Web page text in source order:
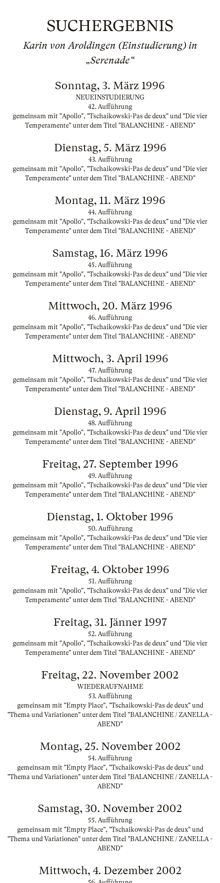
SUCHERGEBNIS
Karin von Aroldingen (Einstudierung) in
„Serenade“
Sonntag, 3. März 1996
NEUEINSTUDIERUNG
42. Aufführung
gemeinsam mit "Apollo", "Tschaikowski-Pas de deux" und "Die vier
Temperamente" unter dem Titel "BALANCHINE - ABEND"
Dienstag, 5. März 1996
43. Aufführung
gemeinsam mit "Apollo", "Tschaikowski-Pas de deux" und "Die vier
Temperamente" unter dem Titel "BALANCHINE - ABEND"
Montag, 11. März 1996
44. Aufführung
gemeinsam mit "Apollo", "Tschaikowski-Pas de deux" und "Die vier
Temperamente" unter dem Titel "BALANCHINE - ABEND"
Samstag, 16. März 1996
45. Aufführung
gemeinsam mit "Apollo", "Tschaikowski-Pas de deux" und "Die vier
Temperamente" unter dem Titel "BALANCHINE - ABEND"
Mittwoch, 20. März 1996
46. Aufführung
gemeinsam mit "Apollo", "Tschaikowski-Pas de deux" und "Die vier
Temperamente" unter dem Titel "BALANCHINE - ABEND"
Mittwoch, 3. April 1996
47. Aufführung
gemeinsam mit "Apollo", "Tschaikowski-Pas de deux" und "Die vier
Temperamente" unter dem Titel "BALANCHINE - ABEND"
Dienstag, 9. April 1996
48. Aufführung
gemeinsam mit "Apollo", "Tschaikowski-Pas de deux" und "Die vier
Temperamente" unter dem Titel "BALANCHINE - ABEND"
Freitag, 27. September 1996
49. Aufführung
gemeinsam mit "Apollo", "Tschaikowski-Pas de deux" und "Die vier
Temperamente" unter dem Titel "BALANCHINE - ABEND"
Dienstag, 1. Oktober 1996
50. Aufführung
gemeinsam mit "Apollo", "Tschaikowski-Pas de deux" und "Die vier
Temperamente" unter dem Titel "BALANCHINE - ABEND"
Freitag, 4. Oktober 1996
51. Aufführung
gemeinsam mit "Apollo", "Tschaikowski-Pas de deux" und "Die vier
Temperamente" unter dem Titel "BALANCHINE - ABEND"
Freitag, 31. Jänner 1997
52. Aufführung
gemeinsam mit "Apollo", "Tschaikowski-Pas de deux" und "Die vier
Temperamente" unter dem Titel "BALANCHINE - ABEND"
Freitag, 22. November 2002
WIEDERAUFNAHME
53. Aufführung
gemeinsam mit "Empty Place", "Tschaikowski-Pas de deux" und
"Thema und Variationen" unter dem Titel "BALANCHINE / ZANELLA -
ABEND"
Montag, 25. November 2002
54. Aufführung
gemeinsam mit "Empty Place", "Tschaikowski-Pas de deux" und
"Thema und Variationen" unter dem Titel "BALANCHINE / ZANELLA -
ABEND"
Samstag, 30. November 2002
55. Aufführung
gemeinsam mit "Empty Place", "Tschaikowski-Pas de deux" und
"Thema und Variationen" unter dem Titel "BALANCHINE / ZANELLA -
ABEND"
Mittwoch, 4. Dezember 2002